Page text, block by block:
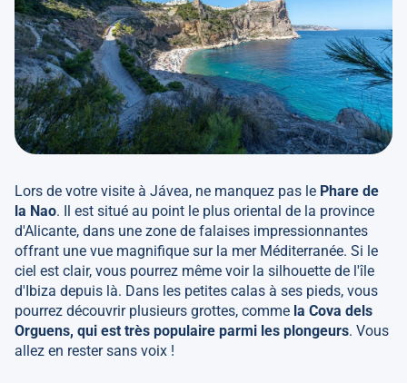
Lors de votre visite à Jávea, ne manquez pas le Phare de
la Nao. Il est situé au point le plus oriental de la province
d'Alicante, dans une zone de falaises impressionnantes
offrant une vue magnifique sur la mer Méditerranée. Si le
ciel est clair, vous pourrez même voir la silhouette de l'île
d'Ibiza depuis là. Dans les petites calas à ses pieds, vous
pourrez découvrir plusieurs grottes, comme la Cova dels
Orguens, qui est très populaire parmi les plongeurs. Vous
allez en rester sans voix !